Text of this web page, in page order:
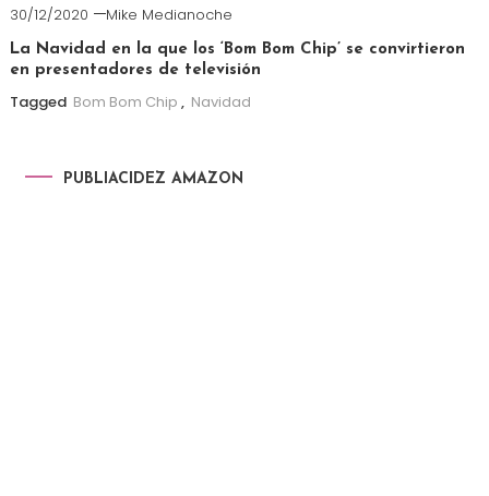
30/12/2020 Mike Medianoche
La Navidad en la que los ‘Bom Bom Chip’ se convirtieron
en presentadores de televisión
Tagged Bom Bom Chip , Navidad
PUBLIACIDEZ AMAZON